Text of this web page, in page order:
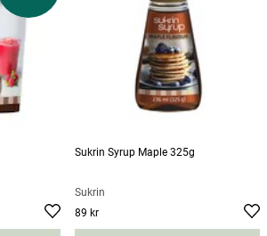
Previous price: 132 kr
Sukrin Syrup Maple 325g
Sukrin
Pris
89 kr